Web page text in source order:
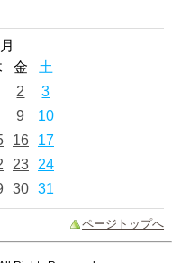
金
土
2
3
9
10
16
17
23
24
30 31
ページトップへ